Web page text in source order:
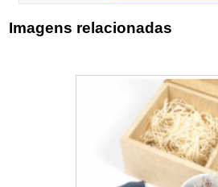
Imagens relacionadas